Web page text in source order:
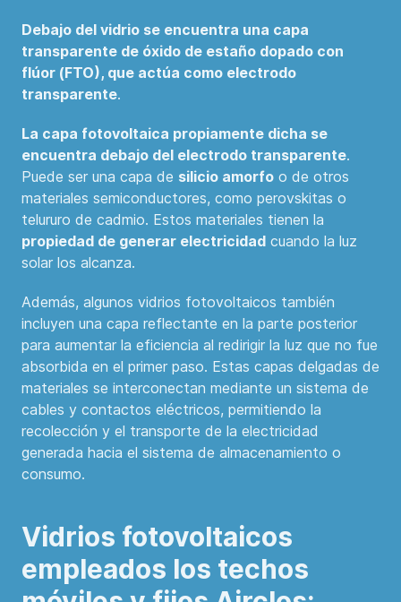
Debajo del vidrio se encuentra una capa
transparente de óxido de estaño dopado con
flúor (FTO), que actúa como electrodo
transparente.
La capa fotovoltaica propiamente dicha se
encuentra debajo del electrodo transparente.
Puede ser una capa de silicio amorfoo de otros
materiales semiconductores, como perovskitas o
telururo de cadmio. Estos materiales tienen la
propiedad de generar electricidadcuando la luz
solar los alcanza.
Además, algunos vidrios fotovoltaicos también
incluyen una capa reflectante en la parte posterior
para aumentar la eficiencia al redirigir la luz que no fue
absorbida en el primer paso. Estas capas delgadas de
materiales se interconectan mediante un sistema de
cables y contactos eléctricos, permitiendo la
recolección y el transporte de la electricidad
generada hacia el sistema de almacenamiento o
consumo.
Vidrios fotovoltaicos
empleados los techos